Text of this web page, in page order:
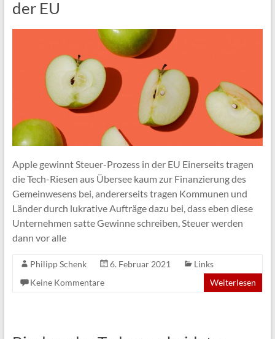
der EU
Apple gewinnt Steuer-Prozess in der EU Einerseits tragen
die Tech-Riesen aus Übersee kaum zur Finanzierung des
Gemeinwesens bei, andererseits tragen Kommunen und
Länder durch lukrative Aufträge dazu bei, dass eben diese
Unternehmen satte Gewinne schreiben, Steuer werden
dann vor alle
Philipp Schenk 6. Februar 2021
Links
Keine Kommentare
Weiterlesen